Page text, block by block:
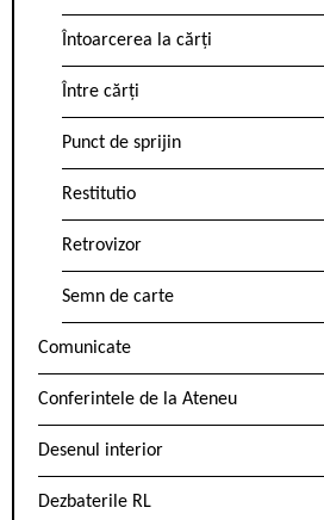
Întoarcerea la cărți
Între cărți
Punct de sprijin
Restitutio
Retrovizor
Semn de carte
Comunicate
Conferintele de la Ateneu
Desenul interior
Dezbaterile RL